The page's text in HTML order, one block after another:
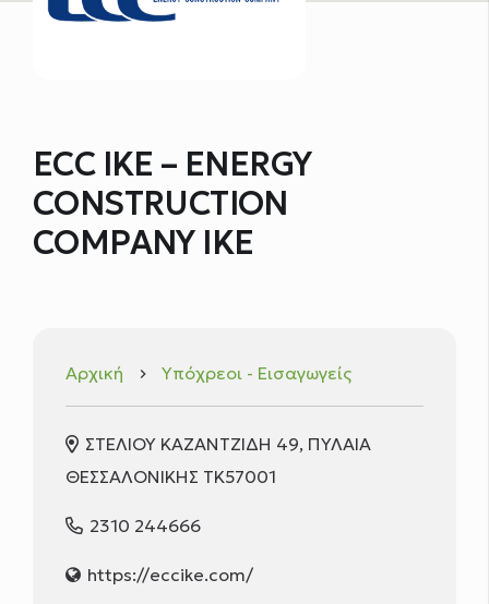
ECC ΙΚΕ – ENERGY
CONSTRUCTION
COMPANY IKE
Αρχική keyboard_arrow_right Υπόχρεοι - Εισαγωγείς
ΣΤΕΛΙΟΥ ΚΑΖΑΝΤΖΙΔΗ 49, ΠΥΛΑΙΑ
ΘΕΣΣΑΛΟΝΙΚΗΣ ΤΚ57001
2310 244666
https://eccike.com/